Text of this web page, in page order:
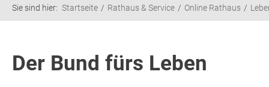
Sie sind hier: Startseite Rathaus & Service Online Rathaus
Der Bund fürs Leben